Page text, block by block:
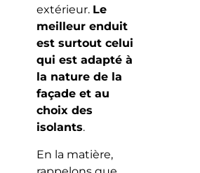
extérieur. Le
meilleur enduit
est surtout celui
qui est adapté à
la nature de la
façade et au
choix des
isolants.
En la matière,